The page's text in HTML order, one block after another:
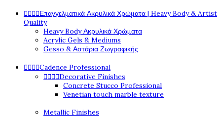
Επαγγελματικά Ακρυλικά Χρώματα | Heavy Body & Artist
Quality
Heavy Body Ακρυλικά Χρώματα
Acrylic Gels & Mediums
Gesso & Αστάρια Ζωγραφικής
Cadence Professional
Decorative Finishes
Concrete Stucco Professional
Venetian touch marble texture
Metallic Finishes